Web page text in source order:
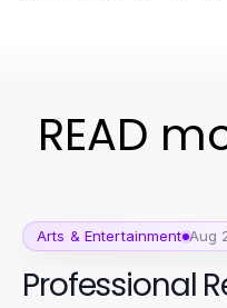
READ
Arts & Entertainment Aug
Professional